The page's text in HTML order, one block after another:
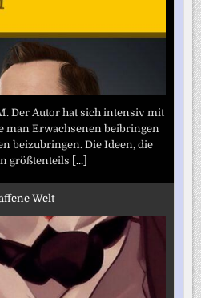
Der Autor hat sich intensiv mit
man Erwachsenen beibringen
beizubringen. Die Ideen, die
größtenteils [...]
Welt